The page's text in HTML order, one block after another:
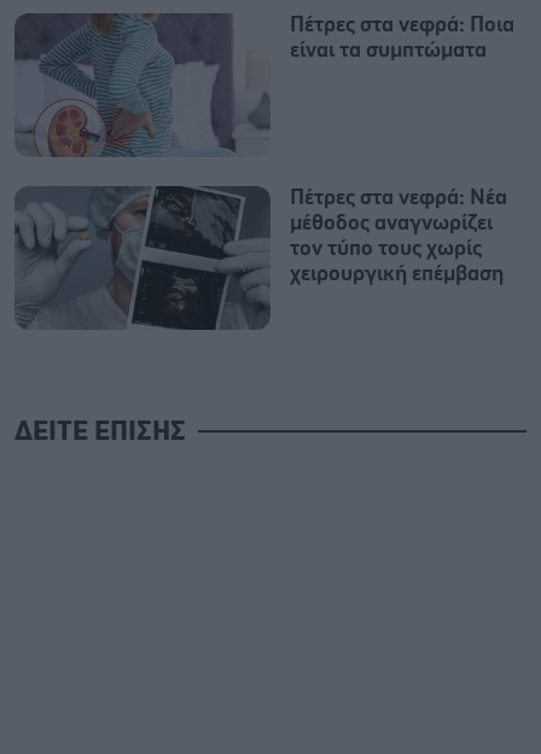
Πέτρες στα νεφρά: Ποια
είναι τα συμπτώματα
Πέτρες στα νεφρά: Νέα
μέθοδος αναγνωρίζει
τον τύπο τους χωρίς
χειρουργική επέμβαση
ΔΕΙΤΕ ΕΠΙΣΗΣ